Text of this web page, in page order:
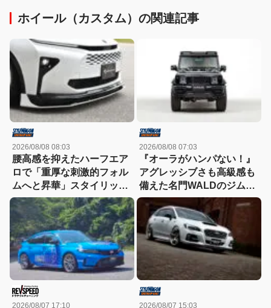
ホイール（カスタム）の関連記事
2026/08/08 08:03
腰高感を抑えたハーフエア
ロで「重厚な刺激的フォル
ムへと昇華」スタイリッシ
ュなエステートを構築
2026/08/08 07:03
『オーラがハンパない！』
アグレッシブさも高級感も
備えた名門WALDのジムニ
ーノマド用ボディキット
2026/08/07 17:10 2026/08/07 15:03